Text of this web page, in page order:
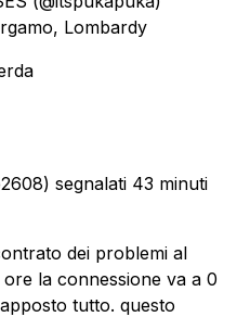
Lombardy
segnalati 43 minuti
dei problemi al
la connessione va a 0
tutto. questo